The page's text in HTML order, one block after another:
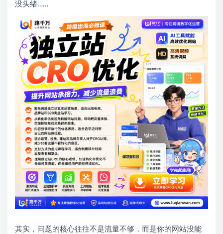
没头绪……
其实，问题的核心往往不是流量不够，而是你的网站没能